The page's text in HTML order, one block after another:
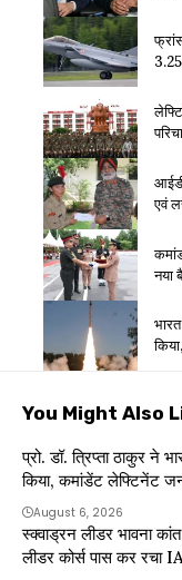
एवं
नया
You Might Also
प्रो. डॉ. त्रिप्ता ठाकुर ने
किया, कमांडेंट लेफ्टिनेंट
August 6, 2026
स्क्वाड्रन लीडर भावना
लीडर कोर्स पास कर रचा